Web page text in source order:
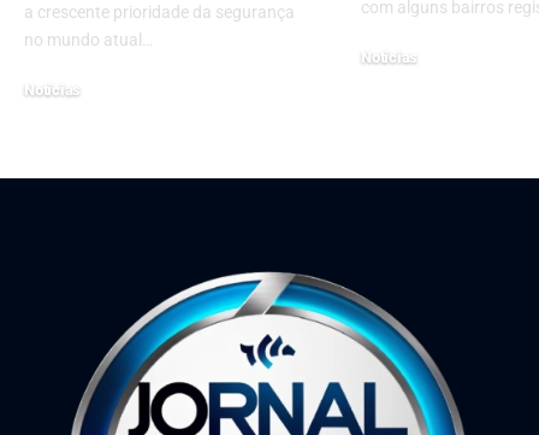
a crescente prioridade da segurança
no mundo atual…
Notícias
com alguns bairros
Notícias